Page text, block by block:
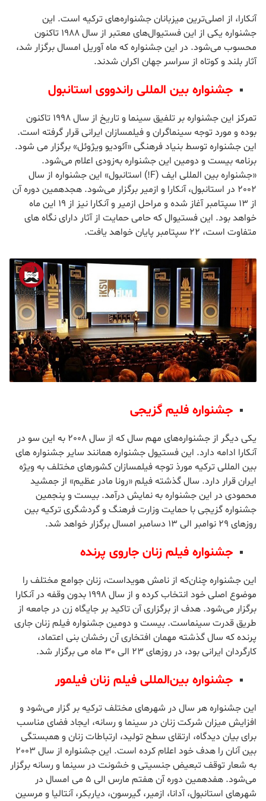
پوران درخشنده با فیلم «هیس! دخترها فریاد نمی‌زنند» نیز سال
گذشته در این جشنواره شرکت کرد. نهمین دوره این جشنواره که
خبرگزاری آناتولی نیز یکی از حامیان است، نوامبر 2019 آغاز خواهد
شد.
جشنواره فیلم آنکارا
آنکارا، از اصلی‌ترین میزبانان جشنواره‌های ترکیه است. این
جشنواره یکی از این فستیوال‌های معتبر از سال 1988 تاکنون
محسوب می‌شود. در این جشنواره که ماه آوریل امسال برگزار شد،
آثار بلند و کوتاه از سراسر جهان اکران شدند.
جشنواره بین المللی راندووی استانبول
تمرکز این جشنواره بر تلفیق سینما و تاریخ از سال 1998 تاکنون
بوده و مورد توجه سینماگران و فیلمسازان ایرانی قرار گرفته است.
این جشنواره توسط بنیاد فرهنگی «آئودیو ویژوئل» برگزار می شود.
«جشنواره بین المللی ایف (F!) استانبول» این جشنواره از سال
2002 در استانبول، آنکارا و ازمیر برگزار می‌شود. هجدهمین دوره آن
از 13 سپتامبر آغاز شده و مراحل ازمیر و آنکارا نیز از 19 این ماه
خواهد بود. این فستیوال که حامی حمایت از آثار دارای نگاه های
متفاوت است، 22 سپتامبر پایان خواهد یافت.
جشنواره فلیم گزیجی
آنکارا ادامه دارد. این فستیول جشنواره همانند سایر جشنواره های
بین المللی ترکیه مورذ توجه فیلمسازان کشورهای مختلف به ویژه
ایران قرار دارد. سال گذشته فیلم «رونا مادر عظیم» از جمشید
محمودی در این جشنواره به نمایش درآمد. بیست و پنجمین
جشنواره گزیجی با حمایت وزارت فرهنگ و گردشگری ترکیه بین
روزهای 29 نوامبر الی 13 دسامبر امسال برگزار خواهد شد.
جشنواره فیلم زنان جاروی پرنده
این جشنواره چنان‌که از نامش هویداست، زنان جوامع مختلف را
موضوع اصلی خود انتخاب کرده و از سال 1998 بدون وقفه در آنکارا
برگزار می‌شود. هدف از برگزاری آن تاکید بر جایگاه زن در جامعه از
طریق قدرت سینماست. بیست و دومین جشنواره فیلم زنان جاری
پرنده که سال گذشته مهمان افتخاری آن رخشان بنی اعتماد،
کارگردان ایرانی بود، در روزهای 23 الی 30 ماه می برگزار شد.
جشنواره بین‌المللی فیلم زنان فیلمور